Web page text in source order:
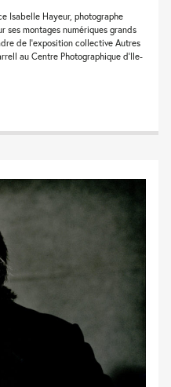
Isabelle Hayeur, photographe
ses montages numériques grands
de l’exposition collective Autres
au Centre Photographique d’Ile-